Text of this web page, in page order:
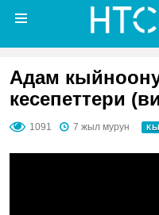
Адам
кесепеттери
1091 7 жыл мурун